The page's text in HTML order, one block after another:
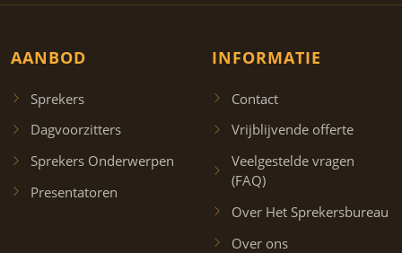
AANBOD
Sprekers
Dagvoorzitters
Sprekers Onderwerpen
Presentatoren
INFORMATIE
Contact
Vrijblijvende offerte
Veelgestelde vragen
(FAQ)
Over Het Sprekersbureau
Over ons